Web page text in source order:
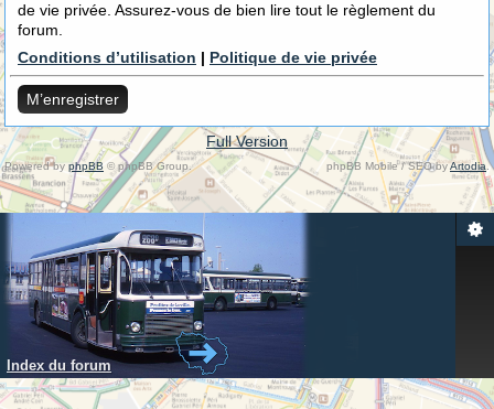
de vie privée. Assurez-vous de bien lire tout le règlement du
forum.
Conditions d’utilisation | Politique de vie privée
M’enregistrer
Full Version
Powered byphpBB © phpBB Group. phpBB Mobile / SEO byArtodia .
Index du forum